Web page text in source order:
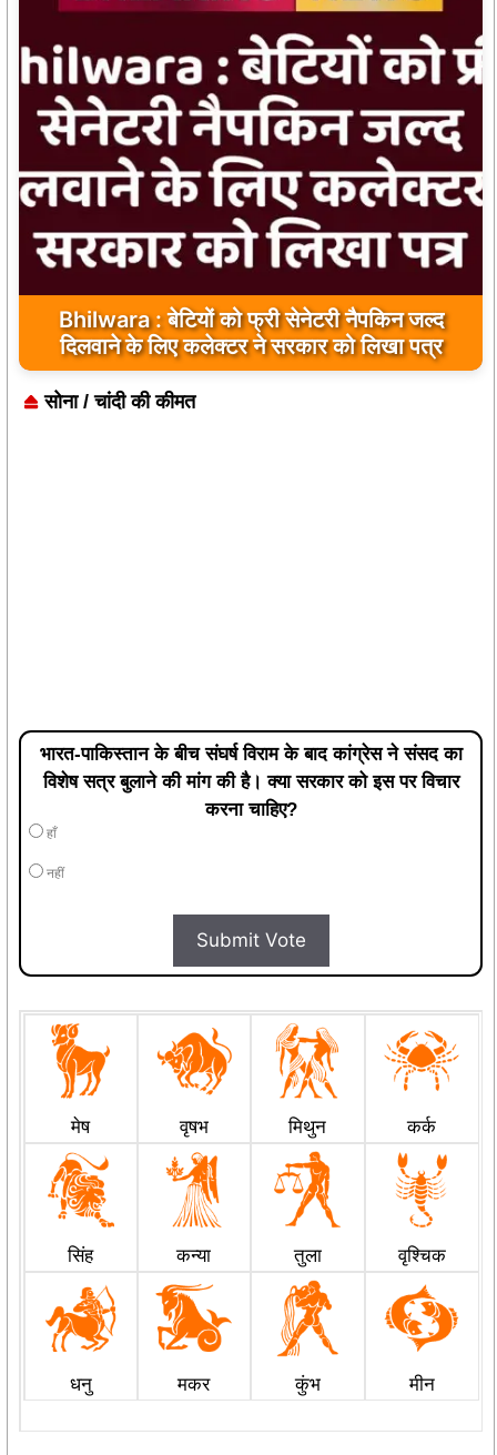
Bhilwara : सभी निर्माण कार्य गुणवत्तापूर्ण हो, क्वालिटी से
कोई समझौता नहीं किया जाए: संजय माथुर
सोना / चांदी की कीमत
भारत-पाकिस्तान के बीच संघर्ष विराम के बाद कांग्रेस ने संसद का
विशेष सत्र बुलाने की मांग की है। क्या सरकार को इस पर विचार
करना चाहिए?
हाँ
नहीं
Submit Vote
मेष वृषभ मिथुन कर्क
सिंह कन्या तुला वृश्चिक
धनु मकर कुंभ मीन